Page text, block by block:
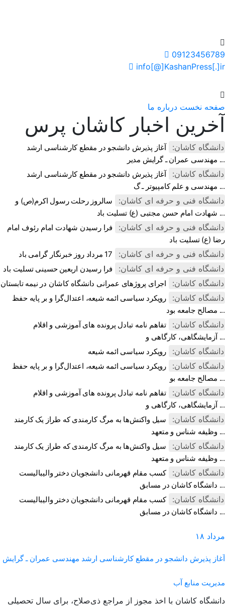
09123456789
info[@]KashanPress[.]ir
صفحه نخست درباره ما
آخرین اخبار کاشان پرس
دانشگاه کاشان:
آغاز پذیرش دانشجو در مقطع کارشناسی ارشد
مهندسی عمران ـ گرایش مدیر ...
دانشگاه کاشان:
آغاز پذیرش دانشجو در مقطع کارشناسی ارشد
مهندسی و علم کامپیوتر ـ گ ...
دانشگاه فنی و حرفه ای کاشان:
سالروز رحلت رسول اکرم(ص) و
شهادت امام حسن مجتبی (ع) تسلیت باد ...
دانشگاه فنی و حرفه ای کاشان:
فرا رسیدن شهادت امام رئوف امام
رضا (ع) تسلیت باد
دانشگاه فنی و حرفه ای کاشان: 17 مرداد روز خبرنگار گرامی باد
دانشگاه فنی و حرفه ای کاشان: فرا رسیدن اربعین حسینی تسلیت باد
دانشگاه کاشان: اجرای پروژهای عمرانی دانشگاه کاشان در نیمه تابستان
دانشگاه کاشان:
رویکرد سیاسی ائمه شیعه، اعتدال‌گرا و بر پایه حفظ
مصالح جامعه بود ...
دانشگاه کاشان:
تفاهم نامه تبادل پرونده‌ های آموزشی و اقلام
آزمایشگاهی، کارگاهی و ...
دانشگاه کاشان: رویکرد سیاسی ائمه شیعه
دانشگاه کاشان:
رویکرد سیاسی ائمه شیعه، اعتدال‌گرا و بر پایه حفظ
مصالح جامعه بو ...
دانشگاه کاشان:
تفاهم نامه تبادل پرونده‌ های آموزشی و اقلام
آزمایشگاهی، کارگاهی و ...
دانشگاه کاشان:
سیل واکنش‌ها به مرگ کارمندی که طراز یک کارمند
وظیفه شناس و متعهد ...
دانشگاه کاشان:
سیل واکنش‌ها به مرگ کارمندی که طراز یک کارمند
وظیفه شناس و متعهد ...
دانشگاه کاشان:
کسب مقام قهرمانی دانشجویان دختر والیبالیست
دانشگاه کاشان در مسابق ...
دانشگاه کاشان:
کسب مقام قهرمانی دانشجویان دختر والیبالیست
دانشگاه کاشان در مسابق ...
۱۸ مرداد
آغاز پذیرش دانشجو در مقطع کارشناسی ارشد مهندسی عمران ـ گرایش
مدیریت منابع آب
دانشگاه کاشان با اخذ مجوز از مراجع ذی‌صلاح، برای سال تحصیلی